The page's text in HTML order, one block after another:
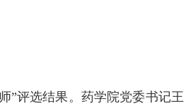
评选结果。药学院党委书记王